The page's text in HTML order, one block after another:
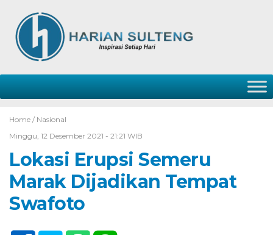
Home / Nasional
Minggu, 12 Desember 2021 - 21:21 WIB
Lokasi Erupsi Semeru
Marak Dijadikan Tempat
Swafoto